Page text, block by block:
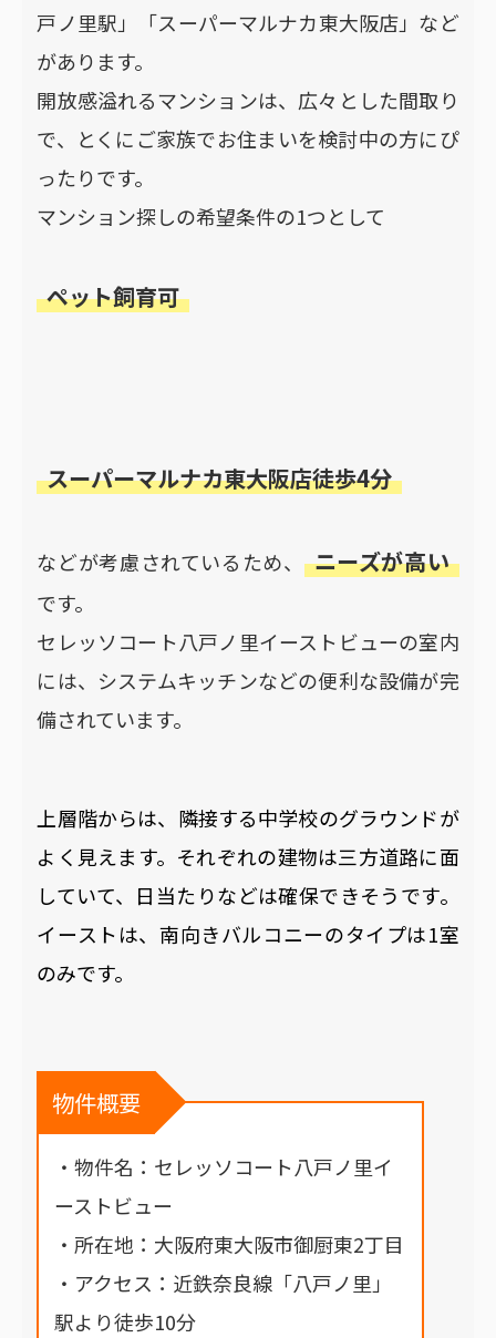
戸ノ里駅」「スーパーマルナカ東大阪店」など
があります。
開放感溢れるマンションは、広々とした間取り
で、とくにご家族でお住まいを検討中の方にぴ
ったりです。
マンション探しの希望条件の1つとして
ペット飼育可
スーパーマルナカ東大阪店徒歩4分
などが考慮されているため、 ニーズが高い
です。
セレッソコート八戸ノ里イーストビューの室内
には、システムキッチンなどの便利な設備が完
備されています。
上層階からは、隣接する中学校のグラウンドが
よく見えます。それぞれの建物は三方道路に面
していて、日当たりなどは確保できそうです。
イーストは、南向きバルコニーのタイプは1室
のみです。
物件概要
・物件名：セレッソコート八戸ノ里イ
ーストビュー
・所在地：大阪府東大阪市御厨東2丁目
・アクセス：近鉄奈良線「八戸ノ里」
駅より徒歩10分